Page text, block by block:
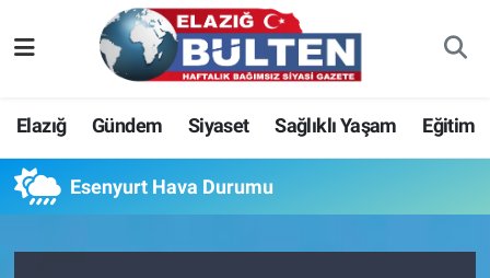
Elazığ Gündem Siyaset Sağlıklı Yaşam Eğitim
Esenyurt Hava Durumu
Asayiş
Bilim-Teknoloji
Eğitim
Ekonomi
Nöbetçi Eczaneler
Hava Durumu
Namaz Vakitleri
Trafik Durumu